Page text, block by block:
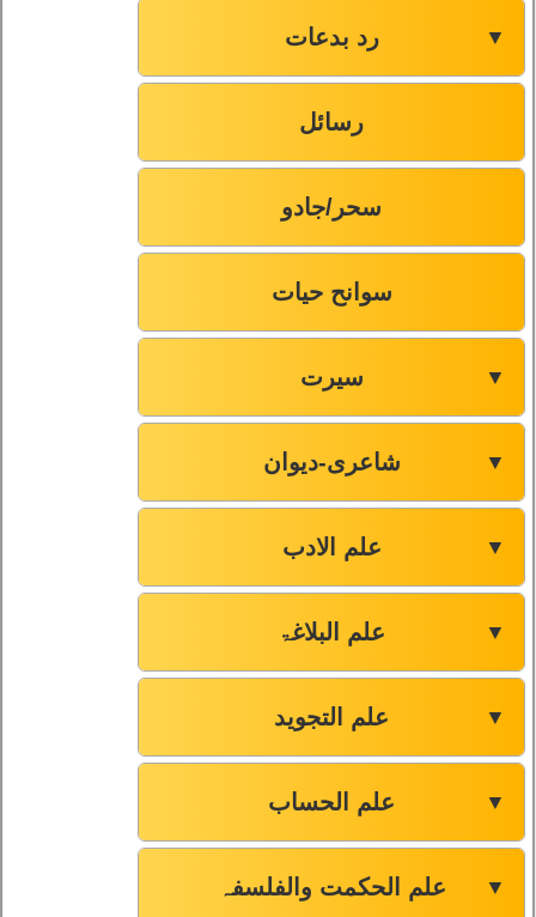
رد بدعات ▼
رسائل
سحر/جادو
سوانح حیات
سیرت ▼
شاعری-دیوان ▼
علم الادب ▼
علم البلاغۃ ▼
علم التجوید ▼
علم الحساب ▼
علم الحکمت والفلسفہ ▼